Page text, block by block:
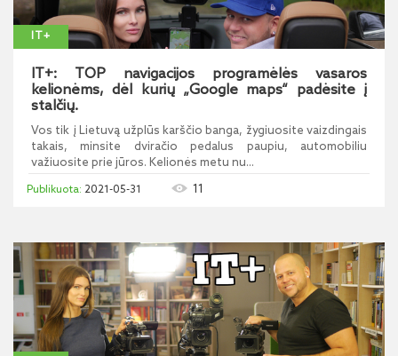
IT+
IT+: TOP navigacijos programėlės vasaros
kelionėms, dėl kurių „Google maps“ padėsite į
stalčių.
Vos tik į Lietuvą užplūs karščio banga, žygiuosite vaizdingais
takais, minsite dviračio pedalus paupiu, automobiliu
važiuosite prie jūros. Kelionės metu nu...
2021-05-31 11